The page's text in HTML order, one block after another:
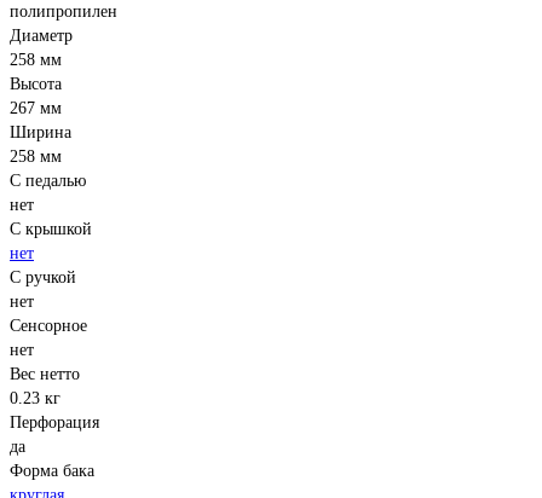
полипропилен
Диаметр
258 мм
Высота
267 мм
Ширина
258 мм
С педалью
нет
С крышкой
нет
С ручкой
нет
Сенсорное
нет
Вес нетто
0.23 кг
Перфорация
да
Форма бака